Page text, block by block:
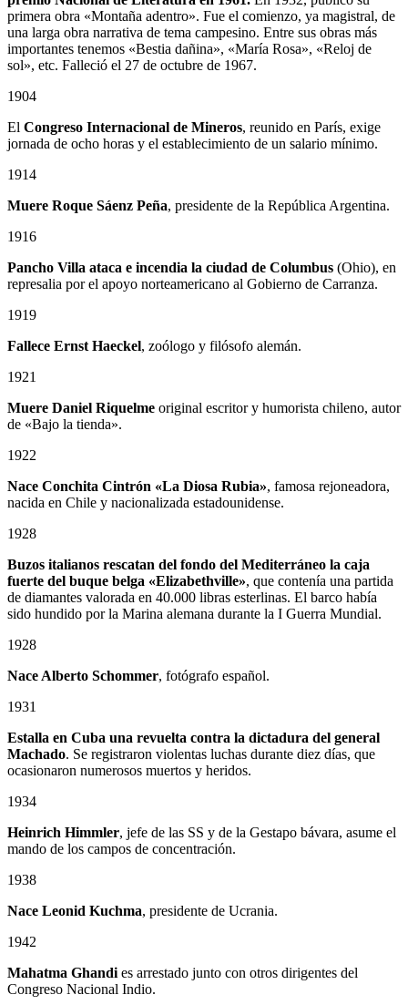
primera obra «Montaña adentro». Fue el comienzo, ya magistral, de
una larga obra narrativa de tema campesino. Entre sus obras más
importantes tenemos «Bestia dañina», «María Rosa», «Reloj de
sol», etc. Falleció el 27 de octubre de 1967.
1904
El Congreso Internacional de Mineros, reunido en París, exige
jornada de ocho horas y el establecimiento de un salario mínimo.
1914
Muere Roque Sáenz Peña, presidente de la República Argentina.
1916
Pancho Villa ataca e incendia la ciudad de Columbus (Ohio), en
represalia por el apoyo norteamericano al Gobierno de Carranza.
1919
Fallece Ernst Haeckel, zoólogo y filósofo alemán.
1921
Muere Daniel Riquelme original escritor y humorista chileno, autor
de «Bajo la tienda».
1922
Nace Conchita Cintrón «La Diosa Rubia», famosa rejoneadora,
nacida en Chile y nacionalizada estadounidense.
1928
Buzos italianos rescatan del fondo del Mediterráneo la caja
fuerte del buque belga «Elizabethville», que contenía una partida
de diamantes valorada en 40.000 libras esterlinas. El barco había
sido hundido por la Marina alemana durante la I Guerra Mundial.
1928
Nace Alberto Schommer, fotógrafo español.
1931
Estalla en Cuba una revuelta contra la dictadura del general
Machado. Se registraron violentas luchas durante diez días, que
ocasionaron numerosos muertos y heridos.
1934
Heinrich Himmler, jefe de las SS y de la Gestapo bávara, asume el
mando de los campos de concentración.
1938
Nace Leonid Kuchma, presidente de Ucrania.
1942
Mahatma Ghandi es arrestado junto con otros dirigentes del
Congreso Nacional Indio.